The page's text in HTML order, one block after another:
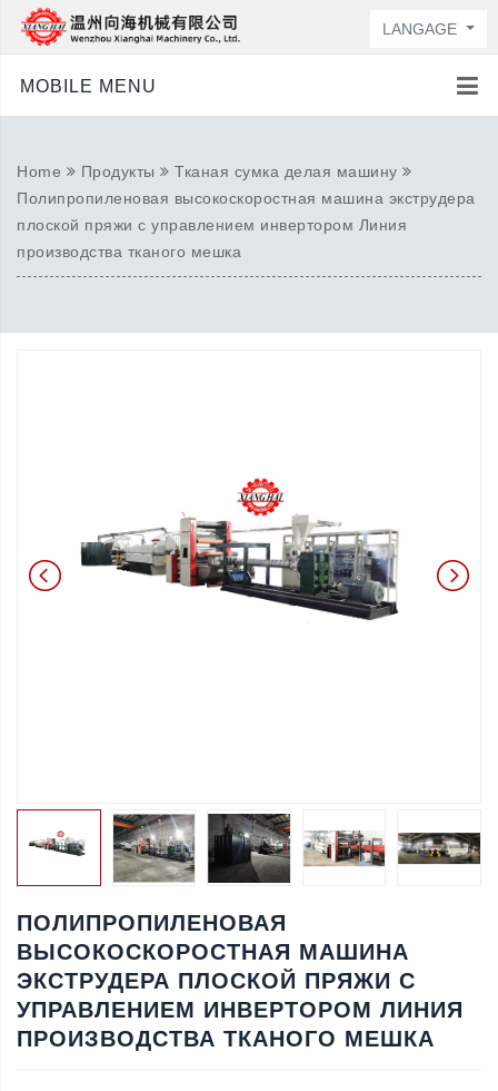
LANGAGE
MOBILE MENU
Home Продукты
Тканая сумка делая машину
Полипропиленовая высокоскоростная машина экструдера
плоской пряжи с управлением инвертором Линия
производства тканого мешка
ПОЛИПРОПИЛЕНОВАЯ
ВЫСОКОСКОРОСТНАЯ МАШИНА
ЭКСТРУДЕРА ПЛОСКОЙ ПРЯЖИ С
УПРАВЛЕНИЕМ ИНВЕРТОРОМ ЛИНИЯ
ПРОИЗВОДСТВА ТКАНОГО МЕШКА